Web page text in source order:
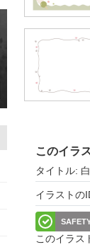
このイラ
タイトル:
イラストの
このイラス